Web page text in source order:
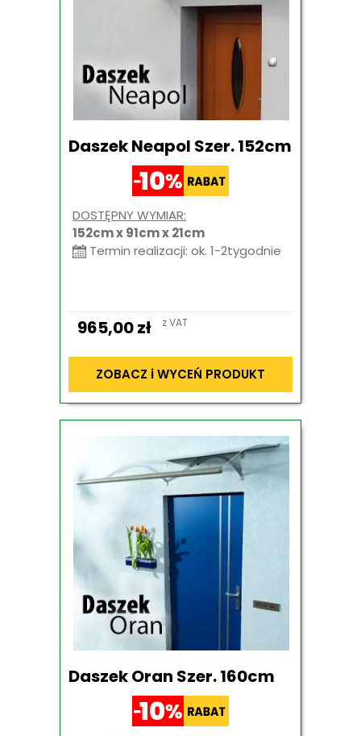
Daszek Neapol Szer. 152cm
DOSTĘPNY WYMIAR:
152cm x 91cm x 21cm
Termin realizacji: ok. 1-2tygodnie
965,00zł z VAT
ZOBACZ i WYCEŃ PRODUKT
Daszek Oran Szer. 160cm